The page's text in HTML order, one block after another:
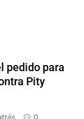
pedido para
Pity